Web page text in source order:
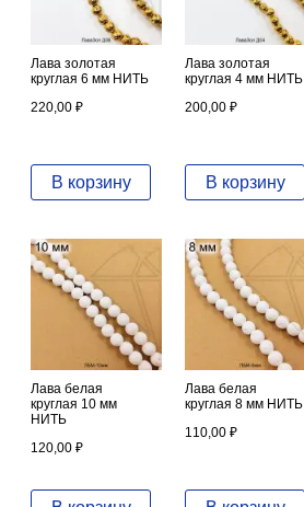
Лава золотая
круглая 6 мм НИТЬ
220,00 ₽
В корзину
Лава золотая
круглая 4 мм НИТЬ
200,00 ₽
В корзину
Лава белая
круглая 10 мм
НИТЬ
120,00 ₽
Лава белая
круглая 8 мм НИТЬ
110,00 ₽